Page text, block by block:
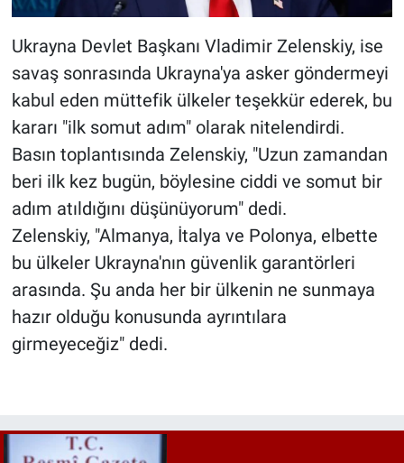
Ukrayna Devlet Başkanı Vladimir Zelenskiy, ise
savaş sonrasında Ukrayna'ya asker göndermeyi
kabul eden müttefik ülkeler teşekkür ederek, bu
kararı "ilk somut adım" olarak nitelendirdi.
Basın toplantısında Zelenskiy, "Uzun zamandan
beri ilk kez bugün, böylesine ciddi ve somut bir
adım atıldığını düşünüyorum" dedi.
Zelenskiy, "Almanya, İtalya ve Polonya, elbette
bu ülkeler Ukrayna'nın güvenlik garantörleri
arasında. Şu anda her bir ülkenin ne sunmaya
hazır olduğu konusunda ayrıntılara
girmeyeceğiz" dedi.